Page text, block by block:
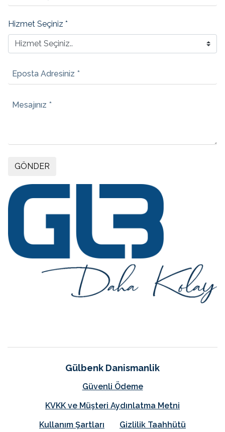
Hizmet Seçiniz *
Eposta Adresiniz *
Mesajınız *
GÖNDER
Gülbenk Danismanlik
Güvenli Ödeme
KVKK ve Müşteri Aydınlatma Metni
Kullanım Şartları
Gizlilik Taahhütü